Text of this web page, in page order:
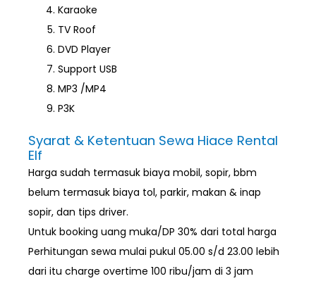
Karaoke
TV Roof
DVD Player
Support USB
MP3 /MP4
P3K
Syarat & Ketentuan Sewa Hiace Rental
Elf
Harga sudah termasuk biaya mobil, sopir, bbm
belum termasuk biaya tol, parkir, makan & inap
sopir, dan tips driver.
Untuk booking uang muka/DP 30% dari total harga
Perhitungan sewa mulai pukul 05.00 s/d 23.00 lebih
dari itu charge overtime 100 ribu/jam di 3 jam